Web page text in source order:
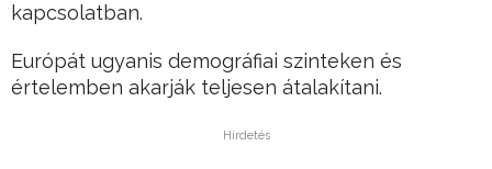
kapcsolatban.
Európát ugyanis demográfiai szinteken és
értelemben akarják teljesen átalakítani.
Hirdetés